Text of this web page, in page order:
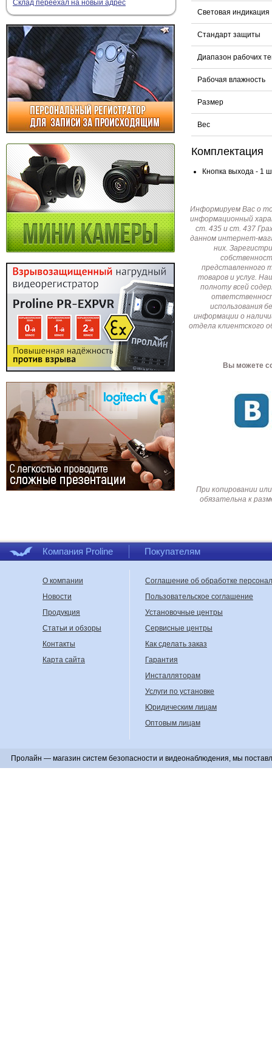
Склад переехал на новый адрес
Световая индикация
Стандарт защиты
Диапазон рабочих
Рабочая влажность
Размер
Вес
Комплектация
Кнопка выхода - 1
Информируем Вас о
информационный
ст. 435 и ст. 437
данном интернет-
них.
представленного
товаров и услуг.
полноту всей
использования
информации о
отдела клиентского
Вы можете
При копировании
обязательна к
Компания Proline Покупателям
О компании
Новости
Продукция
Статьи и обзоры
Контакты
Карта сайта
Соглашение об обработке
Пользовательское соглашение
Установочные центры
Сервисные центры
Как сделать заказ
Гарантия
Инсталляторам
Услуги по установке
Юридическим лицам
Оптовым лицам
Пролайн — магазин систем безопасности и видеонаблюдения, мы